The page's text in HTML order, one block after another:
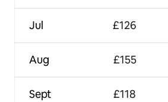
Jul
Aug
Sept
£126
£155
£118